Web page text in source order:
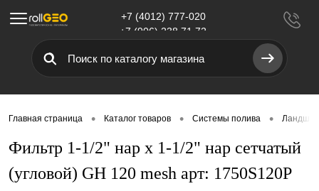
Меню
+7 (4012) 777-020
+7 (906) 238 71 72
Главная страница • Каталог товаров • Системы полива •
Фильтр 1-1/2" нар х 1-1/2" нар сетчатый
(угловой) GH 120 mesh арт: 1750S120P